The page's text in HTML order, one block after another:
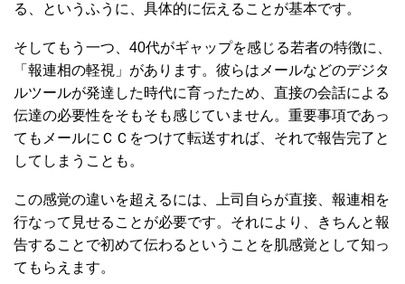
る、というふうに、具体的に伝えることが基本です。
そしてもう一つ、40代がギャップを感じる若者の特徴に、
「報連相の軽視」があります。彼らはメールなどのデジタ
ルツールが発達した時代に育ったため、直接の会話による
伝達の必要性をそもそも感じていません。重要事項であっ
てもメールにＣＣをつけて転送すれば、それで報告完了と
してしまうことも。
この感覚の違いを超えるには、上司自らが直接、報連相を
行なって見せることが必要です。それにより、きちんと報
告することで初めて伝わるということを肌感覚として知っ
てもらえます。